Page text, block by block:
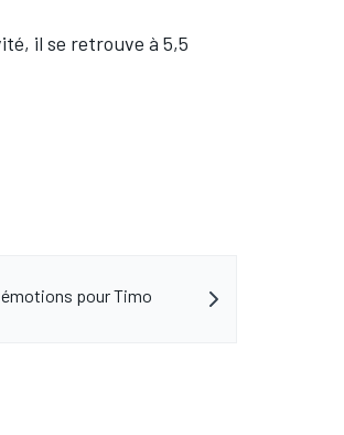
il se retrouve à 5,5
pour Timo